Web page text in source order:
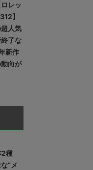
レッ
】
超人気
了な
新作
向が
2種
“メ